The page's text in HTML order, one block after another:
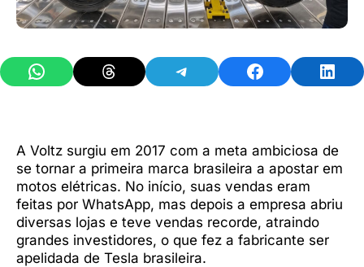
Share on WhatsAppShare on ThreadsShare on TelegramShare on Facebook
A Voltz surgiu em 2017 com a meta ambiciosa de
se tornar a primeira marca brasileira a apostar em
motos elétricas. No início, suas vendas eram
feitas por WhatsApp, mas depois a empresa abriu
diversas lojas e teve vendas recorde, atraindo
grandes investidores, o que fez a fabricante ser
apelidada de Tesla brasileira.